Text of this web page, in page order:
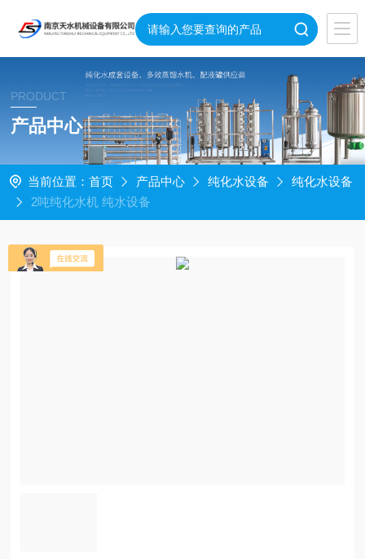
PRODUCT
产品中心
当前位置： 首页 产品中心 纯化水设备
纯化水设备
2吨纯化水机 纯水设备